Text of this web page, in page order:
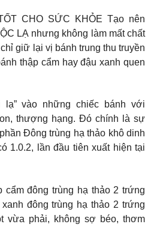
CHO SỨC KHỎE Tạo nên
LẠ nhưng không làm mất chất
giữ lại vị bánh trung thu truyền
thập cẩm hay đậu xanh quen
lạ” vào những chiếc bánh với
thượng hạng. Đó chính là sự
Đông trùng hạ thảo khô dinh
1.0.2, lần đầu tiên xuất hiện tại
cẩm đông trùng hạ thảo 2 trứng
đông trùng hạ thảo 2 trứng
vừa phải, không sợ béo, thơm